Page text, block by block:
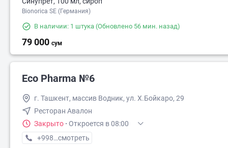
Bionorica SE (Германия)
В наличии: 1 штука (Обновлено 56 мин. назад)
79 000 сум
Eco Pharma №6
г. Ташкент, массив Водник, ул. Х.Бойкаро, 29
Ресторан Авалон
Закрыто · Откроется в 08:00
+998 (55) XXX-XX-XX
смотреть